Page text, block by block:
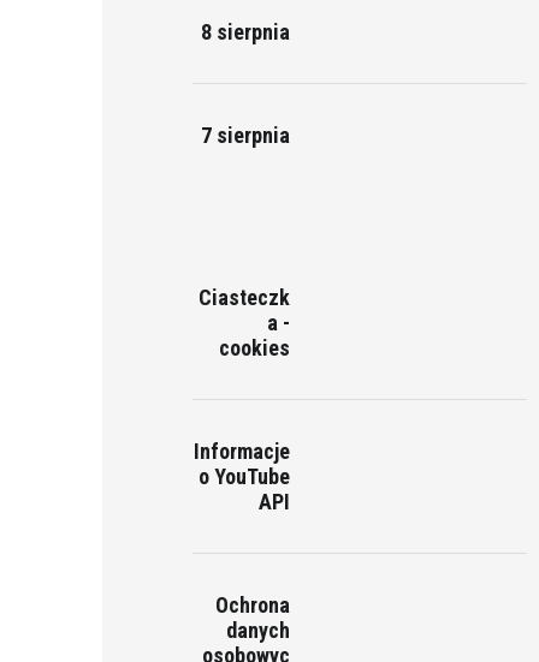
8 sierpnia
7 sierpnia
Ciasteczk
a -
cookies
Informacje
o YouTube
API
Ochrona
danych
osobowyc